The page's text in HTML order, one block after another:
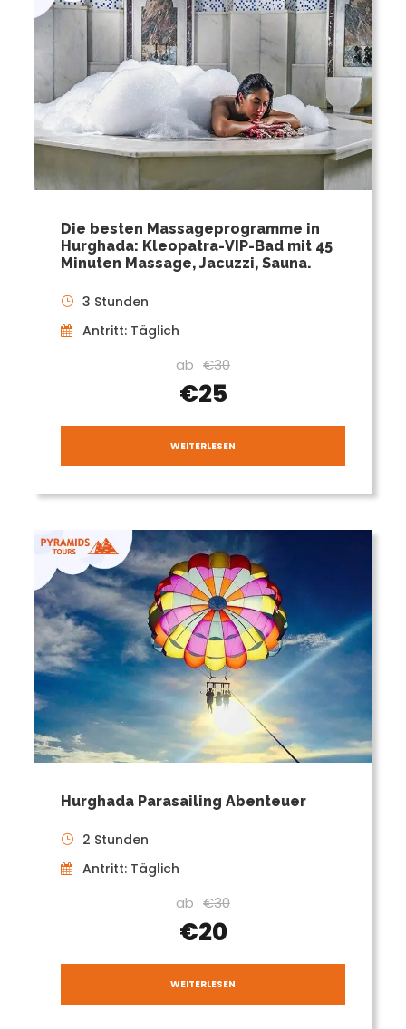
Die besten Massageprogramme in
Hurghada: Kleopatra-VIP-Bad mit 45
Minuten Massage, Jacuzzi, Sauna.
3 Stunden
Antritt: Täglich
ab €30
€25
WEITERLESEN
Hurghada Parasailing Abenteuer
2 Stunden
Antritt: Täglich
ab €30
€20
WEITERLESEN